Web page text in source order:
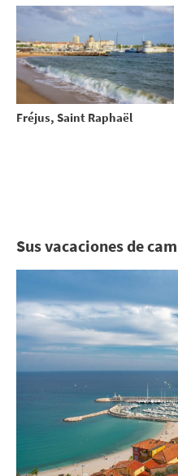
Fréjus, Saint Raphaël
Sus vacaciones de